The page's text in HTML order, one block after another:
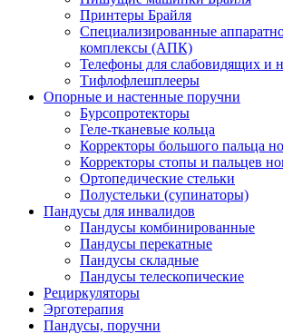
Принтеры Брайля
Специализированные
комплексы (АПК)
Телефоны для слабовидящих и
Тифлофлешплееры
Опорные и настенные поручни
Бурсопротекторы
Геле-тканевые кольца
Корректоры большого пальца
Корректоры стопы и пальцев
Ортопедические стельки
Полустельки (супинаторы)
Пандусы для инвалидов
Пандусы комбинированные
Пандусы перекатные
Пандусы складные
Пандусы телескопические
Рециркуляторы
Эрготерапия
Пандусы, поручни